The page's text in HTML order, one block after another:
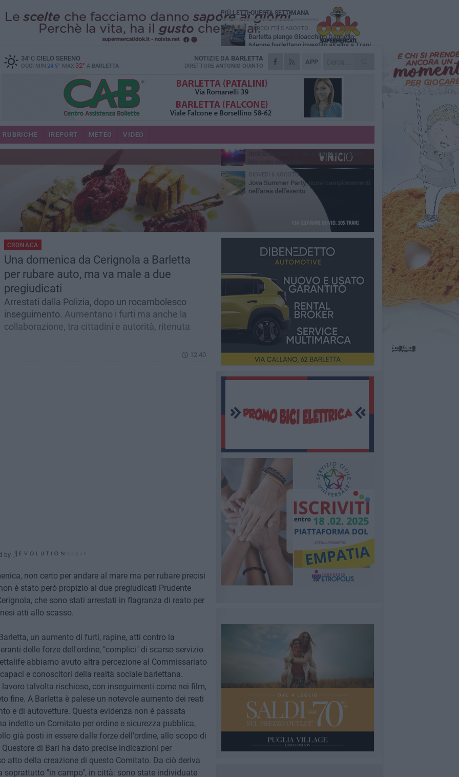
34°CCIELO SERENO
OGGI MIN 24.5° MAX 32° A BARLETTA
APP
NOTIZIE DA BARLETTA
DIRETTORE ANTONIO QUINTO
RUBRICHE IREPORT METEO VIDEO
CRONACA
Una domenica da Cerignola a Barletta
per rubare auto, ma va male a due
pregiudicati
Arrestati dalla Polizia, dopo un rocambolesco
inseguimento. Aumentano i furti ma anche la
collaborazione, tra cittadini e autorità, ritenuta
12.40
by
non certo per andare al mare ma per rubare precisi
è stato però propizio ai due pregiudicati Prudente
che sono stati arrestati in flagranza di reato per
atti allo scasso.
un aumento di furti, rapine, atti contro la
delle forze dell'ordine, "complici" di scarso servizio
abbiamo avuto altra percezione al Commissariato
e conoscitori della realtà sociale barlettana.
talvolta rischioso, con inseguimenti come nei film,
fine. A Barletta è palese un notevole aumento dei reati
e di autovetture. Questa evidenza non è passata
indetto un Comitato per ordine e sicurezza pubblica,
già posti in essere dalle forze dell'ordine, allo scopo di
di Bari ha dato precise indicazioni per
atto della creazione di questo Comitato. Da ciò deriva
"in campo", in città: sono state individuate
PIÙ LETTI QUESTA SETTIMANA
MERCOLEDÌ 5 AGOSTO
Barletta piange Gioacchino Dagnello:
64enne barlettano investito all'alba a Trani
GIOVEDÌ 6 AGOSTO
Il ricordo di "Cecco", il benzinaio col
separavano dalla pensione»
MERCOLEDÌ 5 AGOSTO
Jova Summer Party, giovedì mattina
sopralluogo nell'area dell'evento
DOMENICA 2 AGOSTO
Beni confiscati alla mafia. Nasce il servizio
VENERDÌ 7 AGOSTO
Incidente sulla 16 bis a Barletta, traffico
GIOVEDÌ 6 AGOSTO
Jova Summer Party, nuovi campionamenti
nell'area dell'evento